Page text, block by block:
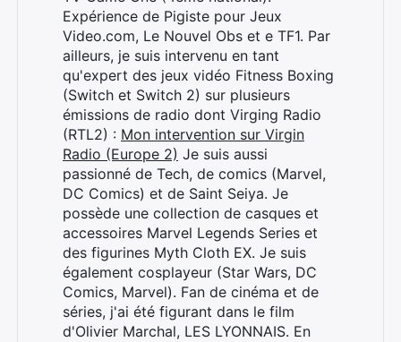
Expérience de Pigiste pour Jeux
Video.com, Le Nouvel Obs et e TF1. Par
ailleurs, je suis intervenu en tant
qu'expert des jeux vidéo Fitness Boxing
(Switch et Switch 2) sur plusieurs
émissions de radio dont Virging Radio
(RTL2) : Mon intervention sur Virgin
Radio (Europe 2) Je suis aussi
passionné de Tech, de comics (Marvel,
DC Comics) et de Saint Seiya. Je
possède une collection de casques et
accessoires Marvel Legends Series et
des figurines Myth Cloth EX. Je suis
également cosplayeur (Star Wars, DC
Comics, Marvel). Fan de cinéma et de
séries, j'ai été figurant dans le film
d'Olivier Marchal, LES LYONNAIS. En